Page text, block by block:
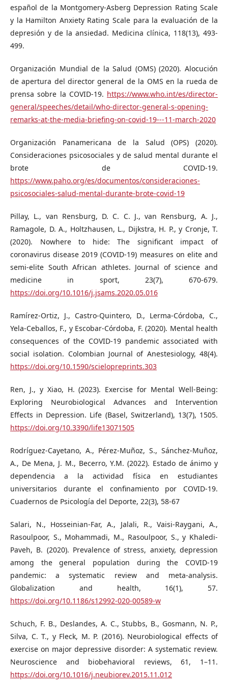
español de la Montgomery-Asberg Depression Rating Scale
y la Hamilton Anxiety Rating Scale para la evaluación de la
depresión y de la ansiedad. Medicina clínica, 118(13), 493-
499.
Organización Mundial de la Salud (OMS) (2020). Alocución
de apertura del director general de la OMS en la rueda de
prensa sobre la COVID-19. https://www.who.int/es/director-
general/speeches/detail/who-director-general-s-opening-
remarks-at-the-media-briefing-on-covid-19---11-march-2020
Organización Panamericana de la Salud (OPS) (2020).
Consideraciones psicosociales y de salud mental durante el
brote de COVID-19.
https://www.paho.org/es/documentos/consideraciones-
psicosociales-salud-mental-durante-brote-covid-19
Pillay, L., van Rensburg, D. C. C. J., van Rensburg, A. J.,
Ramagole, D. A., Holtzhausen, L., Dijkstra, H. P., y Cronje, T.
(2020). Nowhere to hide: The significant impact of
coronavirus disease 2019 (COVID-19) measures on elite and
semi-elite South African athletes. Journal of science and
medicine in sport, 23(7), 670-679.
https://doi.org/10.1016/j.jsams.2020.05.016
Ramírez-Ortiz, J., Castro-Quintero, D., Lerma-Córdoba, C.,
Yela-Ceballos, F., y Escobar-Córdoba, F. (2020). Mental health
consequences of the COVID-19 pandemic associated with
social isolation. Colombian Journal of Anestesiology, 48(4).
https://doi.org/10.1590/scielopreprints.303
Ren, J., y Xiao, H. (2023). Exercise for Mental Well-Being:
Exploring Neurobiological Advances and Intervention
Effects in Depression. Life (Basel, Switzerland), 13(7), 1505.
https://doi.org/10.3390/life13071505
Rodríguez-Cayetano, A., Pérez-Muñoz, S., Sánchez-Muñoz,
A., De Mena, J. M., Becerro, Y.M. (2022). Estado de ánimo y
dependencia a la actividad física en estudiantes
universitarios durante el confinamiento por COVID-19.
Cuadernos de Psicología del Deporte, 22(3), 58-67
Salari, N., Hosseinian-Far, A., Jalali, R., Vaisi-Raygani, A.,
Rasoulpoor, S., Mohammadi, M., Rasoulpoor, S., y Khaledi-
Paveh, B. (2020). Prevalence of stress, anxiety, depression
among the general population during the COVID-19
pandemic: a systematic review and meta-analysis.
Globalization and health, 16(1), 57.
https://doi.org/10.1186/s12992-020-00589-w
Schuch, F. B., Deslandes, A. C., Stubbs, B., Gosmann, N. P.,
Silva, C. T., y Fleck, M. P. (2016). Neurobiological effects of
exercise on major depressive disorder: A systematic review.
Neuroscience and biobehavioral reviews, 61, 1–11.
https://doi.org/10.1016/j.neubiorev.2015.11.012